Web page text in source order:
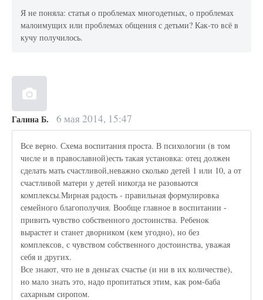
Я не поняла: статья о проблемах многодетных, о проблемах
малоимущих или проблемах общения с детьми? Как-то всё в
кучу получилось.
Галина Б. 6 мая 2014, 15:47
Все верно. Схема воспитания проста. В психологии (в том
числе и в православной)есть такая установка: отец должен
сделать мать счастливой,неважно сколько детей 1 или 10, а от
счастливой матери у детей никогда не разовьются
комплексы.Мирная радость - правильная формулировка
семейного благополучия. Вообще главное в воспитании -
привить чувство собственного достоинства. Ребенок
вырастет и станет дворником (кем угодно), но без
комплексов, с чувством собственного достоинства, уважая
себя и других.
Все знают, что не в деньгах счастье (и ни в их количестве),
но мало знать это, надо пропитаться этим, как ром-баба
сахарным сиропом.